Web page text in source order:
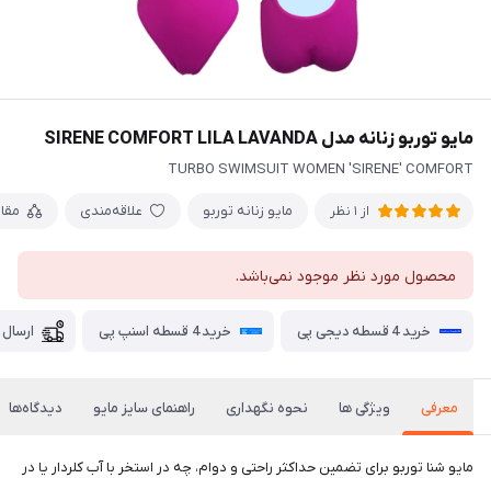
مایو توربو زنانه مدل SIRENE COMFORT LILA LAVANDA
TURBO SWIMSUIT WOMEN 'SIRENE' COMFORT
از 1 نظر مایو زنانه توربو علاقه‌مندی
محصول مورد نظر موجود نمی‌باشد.
خرید 4 قسطه دیجی پی خرید 4 قسطه اسنپ پی
معرفی ویژگی ها نحوه نگهداری راهنمای سایز مایو دیدگاه‌ها
مايو شنا توربو برای تضمین حداکثر راحتی و دوام، چه در استخر با آب کلردار یا در